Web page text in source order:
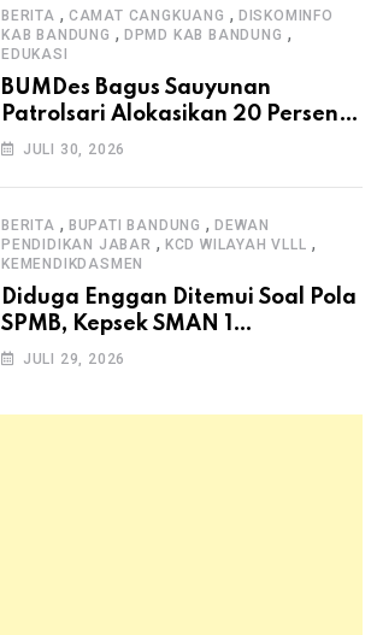
BERITA , CAMAT CANGKUANG , DISKOMINFO
KAB BANDUNG , DPMD KAB BANDUNG ,
EDUKASI
BUMDes Bagus Sauyunan
Patrolsari Alokasikan 20 Persen
Dana Desa untuk Ketahanan
JULI 30, 2026
BERITA , BUPATI BANDUNG ,DEWAN
PENDIDIKAN JABAR , KCD WILAYAH VLLL ,
KEMENDIKDASMEN
Diduga Enggan Ditemui Soal Pola
SPMB, Kepsek SMAN 1
Dayeuhkolot Dikeluhkan Orang
JULI 29, 2026